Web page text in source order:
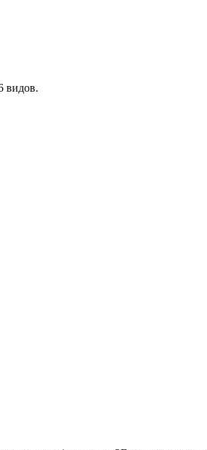
видов.